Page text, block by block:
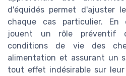
d'équidés permet d'ajuster
chaque cas particulier. En
jouent un rôle préventif
conditions de vie des
alimentation et assurant un
tout effet indésirable sur